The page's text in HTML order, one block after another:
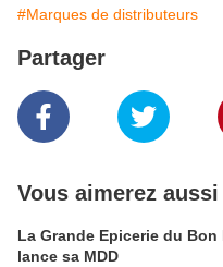
#Marques de distributeurs
Partager
Vous aimerez aussi
La Grande Epicerie du Bon
lance sa MDD